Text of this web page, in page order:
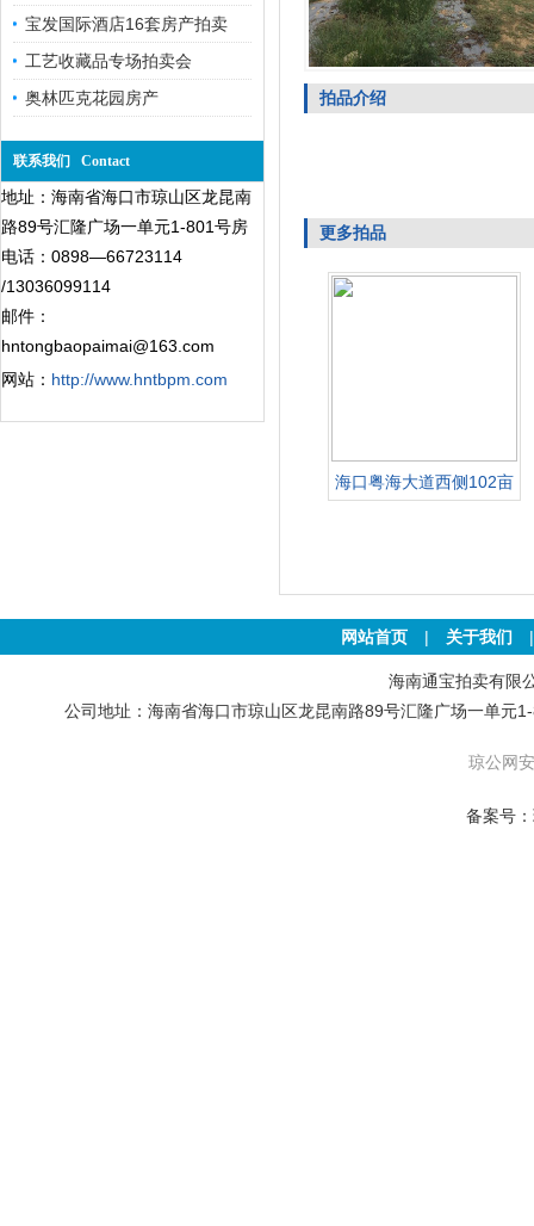
宝发国际酒店16套房产拍卖
工艺收藏品专场拍卖会
奥林匹克花园房产
联系我们 Contact
地址：海南省海口市琼山区龙昆南
路89号汇隆广场一单元1-801号房
电话：0898—66723114
/13036099114
邮件：
hntongbaopaimai@163.com
网站： http://www.hntbpm.com
拍品介绍
更多拍品
海口粤海大道西侧102亩
网站首页 | 关于我们
海南通宝拍卖有限
公司地址：海南省海口市琼山区龙昆南路89号汇隆广场一单
琼公网
备案号